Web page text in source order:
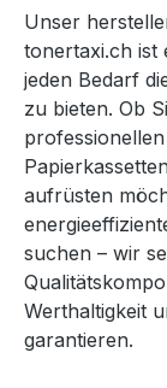
Unser
tonertaxi.ch ist
jeden Bedarf
zu bieten. Ob
aufrüsten
suchen – wir
Werthaltigkeit
garantieren.